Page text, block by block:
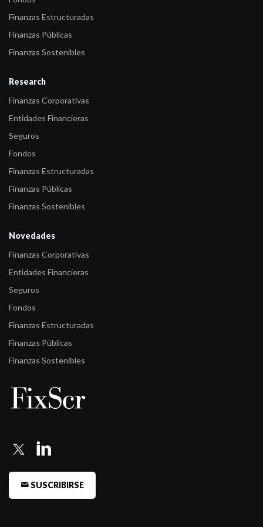
Finanzas Estructuradas
Finanzas Públicas
Finanzas Sostenibles
Research
Finanzas Corporativas
Entidades Financieras
Seguros
Fondos
Finanzas Estructuradas
Finanzas Públicas
Finanzas Sostenibles
Novedades
Finanzas Corporativas
Entidades Financieras
Seguros
Fondos
Finanzas Estructuradas
Finanzas Públicas
Finanzas Sostenibles
SUSCRIBIRSE